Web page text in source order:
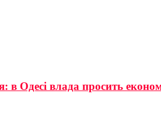
в Одесі влада просить